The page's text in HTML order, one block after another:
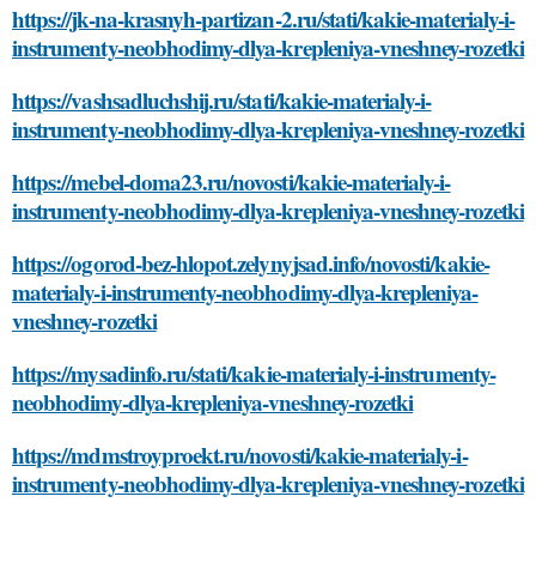
https://jk-na-krasnyh-partizan-2.ru/stati/kakie-materialy-i-
instrumenty-neobhodimy-dlya-krepleniya-vneshney-rozetki
https://vashsadluchshij.ru/stati/kakie-materialy-i-
instrumenty-neobhodimy-dlya-krepleniya-vneshney-rozetki
https://mebel-doma23.ru/novosti/kakie-materialy-i-
instrumenty-neobhodimy-dlya-krepleniya-vneshney-rozetki
https://ogorod-bez-hlopot.zelynyjsad.info/novosti/kakie-
materialy-i-instrumenty-neobhodimy-dlya-krepleniya-
vneshney-rozetki
https://mysadinfo.ru/stati/kakie-materialy-i-instrumenty-
neobhodimy-dlya-krepleniya-vneshney-rozetki
https://mdmstroyproekt.ru/novosti/kakie-materialy-i-
instrumenty-neobhodimy-dlya-krepleniya-vneshney-rozetki